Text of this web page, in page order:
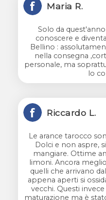
Maria R.
Solo da
conoscere e
Bellino :
nella consegna
personale, ma
lo
Riccardo L.
Le arance tarocco
Dolci e non aspre,
mangiare. Ottime
limoni. Ancora
quelli che arrivano
appena aperti si
vecchi. Questi
maturazione ma è